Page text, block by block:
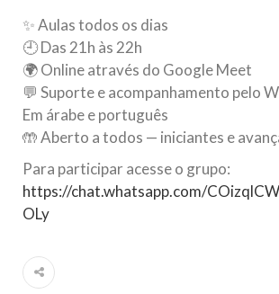
✨ Aulas todos os dias
🕘 Das 21h às 22h
🌍 Online através do Google Meet
💬 Suporte e acompanhamento pelo
Em árabe e português
🤲 Aberto a todos — iniciantes e
Para participar acesse o grupo:
https://chat.whatsapp.com/
OLy